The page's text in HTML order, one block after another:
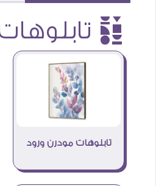
è تابلوهات
تابلوهات مودرن ورود